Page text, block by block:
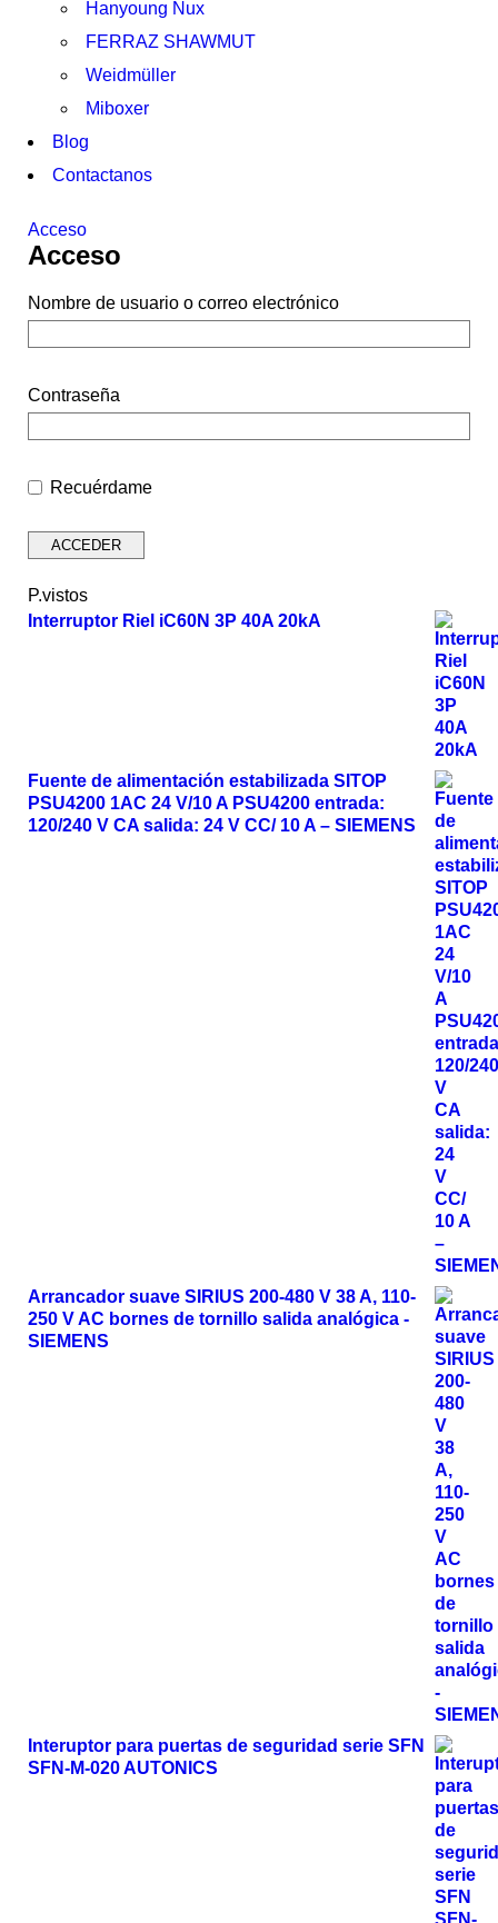
Hanyoung Nux
FERRAZ SHAWMUT
Weidmüller
Miboxer
Blog
Contactanos
Acceso
Acceso
Nombre de usuario o correo electrónico
Contraseña
Recuérdame
P.vistos
Interruptor Riel iC60N 3P 40A 20kA
Fuente de alimentación estabilizada SITOP
PSU4200 1AC 24 V/10 A PSU4200 entrada:
120/240 V CA salida: 24 V CC/ 10 A – SIEMENS
Arrancador suave SIRIUS 200-480 V 38 A, 110-
250 V AC bornes de tornillo salida analógica -
SIEMENS
Interuptor para puertas de seguridad serie SFN
SFN-M-020 AUTONICS